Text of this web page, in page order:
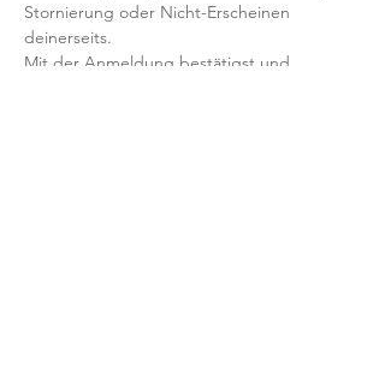
Stornierung oder Nicht-Erscheinen
deinerseits.
Mit der Anmeldung bestätigst und